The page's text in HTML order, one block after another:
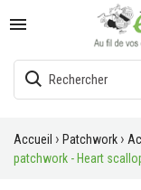

Accueil Patchwork
patchwork - Heart